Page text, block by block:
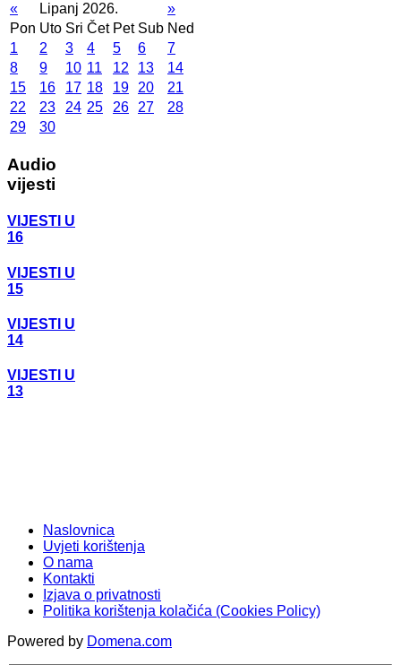
« Lipanj 2026.
»
Pon Uto Sri Čet Pet Sub Ned
1
2 3 4 5 6
7
8
9 10 11 12 13
14
15
16 17 18 19 20
21
22
23 24 25 26 27
28
29
30
Audio
vijesti
VIJESTI U
16
VIJESTI U
15
VIJESTI U
14
VIJESTI U
13
Naslovnica
Uvjeti korištenja
O nama
Kontakti
Izjava o privatnosti
Politika korištenja kolačića (Cookies Policy)
Powered by Domena.com